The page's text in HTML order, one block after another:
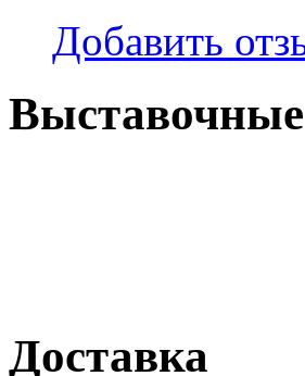
Добавить
Доставка